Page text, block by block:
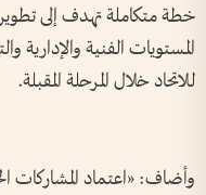
خطة متكاملة تهدف إلى
المستويات الفنية والإدارية
للاتحاد خلال المرحلة المقبلة.
وأضاف: «اعتماد المشاركات